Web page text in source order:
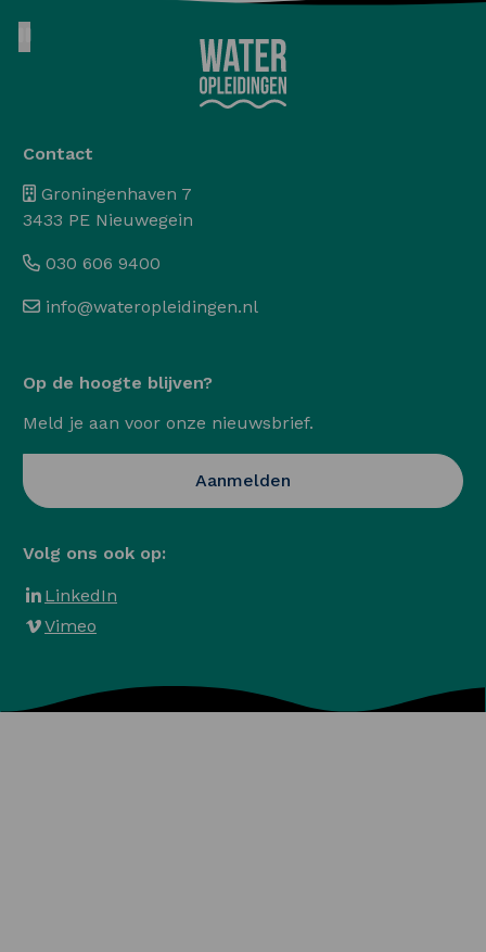
Contact
Groningenhaven 7
3433 PE Nieuwegein
030 606 9400
info@wateropleidingen.nl
Volg ons ook op:
LinkedIn
Vimeo
Op de hoogte blijven?
Meld je aan voor onze nieuwsbrief.
Aanmelden Opent in een nieuwe